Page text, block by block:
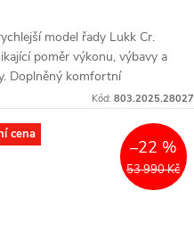
model řady Lukk Cr.
poměr výkonu, výbavy a
Doplněný komfortní
a minimálními servisními
Kód: 803.2025.28027
cena
53 990 Kč
–22 %